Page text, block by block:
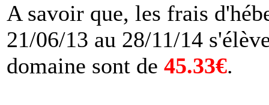
A savoir que, les frais
21/06/13 au 28/11/14
domaine sont de 45.33€.